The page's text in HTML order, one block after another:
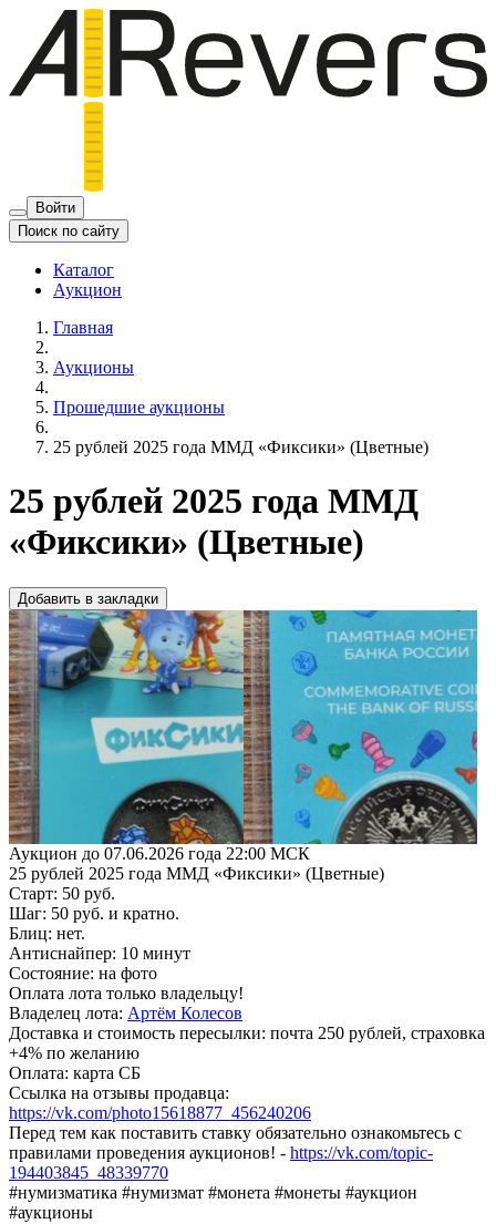
Войти
Поиск по сайту
Каталог
Аукцион
Главная
Аукционы
Прошедшие аукционы
25 рублей 2025 года ММД «Фиксики» (Цветные)
25 рублей 2025 года ММД
«Фиксики» (Цветные)
Добавить в закладки
Аукцион до 07.06.2026 года 22:00 МСК
25 рублей 2025 года ММД «Фиксики» (Цветные)
Старт: 50 руб.
Шаг: 50 руб. и кратно.
Блиц: нет.
Антиснайпер: 10 минут
Состояние: на фото
Оплата лота только владельцу!
Владелец лота: Артём Колесов
Доставка и стоимость пересылки: почта 250 рублей, страховка
+4% по желанию
Оплата: карта СБ
Ссылка на отзывы продавца:
https://vk.com/photo15618877_456240206
Перед тем как поставить ставку обязательно ознакомьтесь с
правилами проведения аукционов! - https://vk.com/topic-
194403845_48339770
#нумизматика #нумизмат #монета #монеты #аукцион
#аукционы